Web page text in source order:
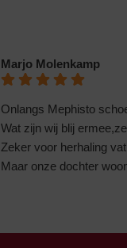
Marjo Molenkamp
Onlangs Mephisto
Wat zijn wij blij
Zeker voor herhaling
Maar onze dochter